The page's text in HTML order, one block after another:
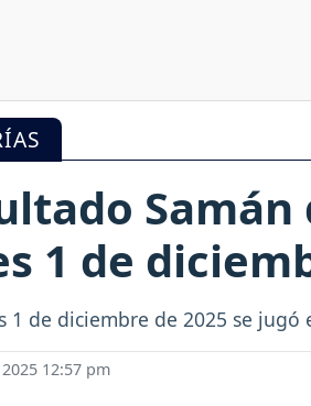
1 de
1 de diciembre de 2025 se jugó
12:57 pm